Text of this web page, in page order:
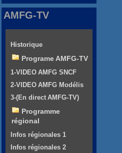
AMFG-TV
Historique
Programe AMFG-TV
1-VIDEO AMFG SNCF
2-VIDEO AMFG Modélis
3-(En direct AMFG-TV)
Programme
régional
Infos régionales 1
Infos régionales 2